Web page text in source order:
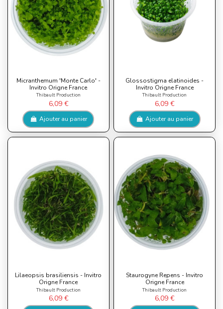
Micranthemum 'Monte Carlo' -
Invitro Origne France
Thibault Production
6,09 €
Ajouter au panier
Glossostigma elatinoides -
Invitro Origne France
Thibault Production
6,09 €
Ajouter au panier
Lilaeopsis brasiliensis - Invitro
Origne France
Thibault Production
6,09 €
Staurogyne Repens - Invitro
Origne France
Thibault Production
6,09 €